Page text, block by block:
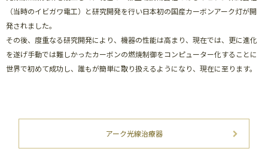
（当時のイビガワ電工）と研究開発を行い日本初の国産カーボンアーク灯が開
発されました。
その後、度重なる研究開発により、機器の性能は高まり、現在では、更に進化
を遂げ手動では難しかったカーボンの燃焼制御をコンピューター化することに
世界で初めて成功し、誰もが簡単に取り扱えるようになり、現在に至ります。
アーク光線治療器